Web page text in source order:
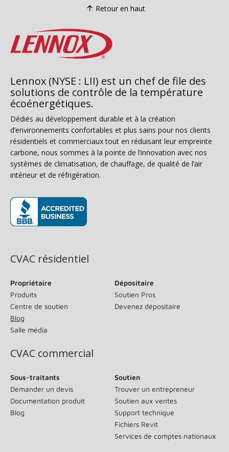
Retour en haut
Lennox (NYSE : LII) est un chef de file des
solutions de contrôle de la température
écoénergétiques.
Dédiés au développement durable et à la création
d’environnements confortables et plus sains pour nos clients
résidentiels et commerciaux tout en réduisant leur empreinte
carbone, nous sommes à la pointe de l’innovation avec nos
systèmes de climatisation, de chauffage, de qualité de l’air
intérieur et de réfrigération.
CVAC résidentiel
Propriétaire
Produits
Centre de soutien
Blog
Salle média
Dépositaire
Soutien Pros
Devenez dépositaire
CVAC commercial
Sous-traitants
Demander un devis
Documentation produit
Blog
Soutien
Trouver un entrepreneur
Soutien aux ventes
Support technique
Fichiers Revit
Services de comptes nationaux